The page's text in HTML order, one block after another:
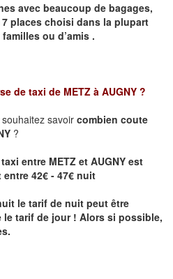
avec beaucoup de bagages,
places choisi dans la plupart
ou d’amis .
de taxi de METZ à AUGNY ?
savoir combien coute
?
entre METZ et AUGNY est
42€ - 47€ nuit
le tarif de nuit peut être
le tarif de jour ! Alors si possible,